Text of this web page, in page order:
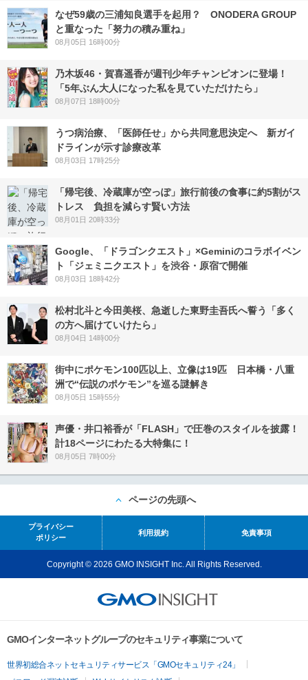
なぜ59歳の三浦知良選手を起用？ ONODERA GROUP
と重なった「努力の積み重ね」
08月05日 16時00分
乃木坂46・賀喜遥香が週刊少年チャンピオンに登場！
「5年ぶん大人になった私を見ていただけたら」
08月07日 18時00分
うつ病治療、「医師任せ」から共同意思決定へ 新ガイ
ドラインが示す診療改革
08月03日 17時25分
「帰宅後、冷蔵庫が空っぽ」旅行前後の食事に約5割がス
トレス 負担を減らす賢い方法
08月01日 20時33分
Google、「ドラゴンクエスト」×Geminiのコラボイベン
ト「ジェミニクエスト」を渋谷・原宿で開催
08月03日 18時42分
松村北斗と今田美桜、急逝した東野圭吾氏へ誓う「多く
の方へ届けていけたら」
08月04日 14時00分
街中にポケモン100匹以上、立像は19匹 日本橋・八重
洲で“伝説のポケモン”を巡る謎解き
08月05日 15時55分
声優・井口裕香が「FLASH」で圧巻のスタイルを披露！
計18ページにわたる大特集に！
08月05日 7時00分
ページの先頭へ
プライバシー
ポリシー
利用規約 免責事項
Copyright © 2026 GMO INSIGHT Inc. All Rights Reserved.
GMOインターネットグループのセキュリティ事業について
世界初総合ネットセキュリティサービス「GMOセキュリティ24」